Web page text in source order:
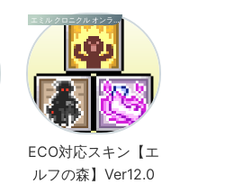
ECO対応スキン【エ
ルフの森】Ver12.0